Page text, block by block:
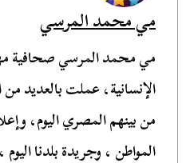
مي محمد المرسي
مي محمد المرسي صحافية
الإنسانية، عملت بالعديد
من بينهم المصري اليوم،
المواطن ، وجريدة بلدنا